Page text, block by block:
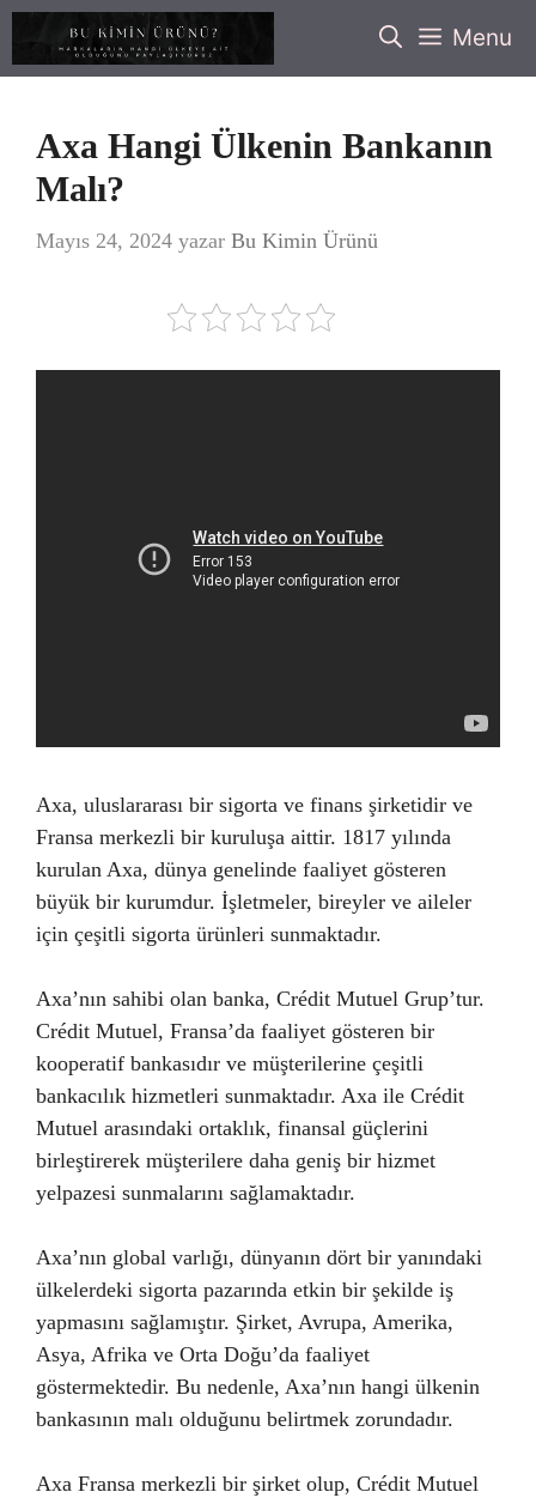
İçeriğe
Menu
Axa Hangi Ülkenin Bankanın
Malı?
Mayıs 24, 2024 yazar Bu Kimin Ürünü
Axa, uluslararası bir sigorta ve finans şirketidir ve
Fransa merkezli bir kuruluşa aittir. 1817 yılında
kurulan Axa, dünya genelinde faaliyet gösteren
büyük bir kurumdur. İşletmeler, bireyler ve aileler
için çeşitli sigorta ürünleri sunmaktadır.
Axa’nın sahibi olan banka, Crédit Mutuel Grup’tur.
Crédit Mutuel, Fransa’da faaliyet gösteren bir
kooperatif bankasıdır ve müşterilerine çeşitli
bankacılık hizmetleri sunmaktadır. Axa ile Crédit
Mutuel arasındaki ortaklık, finansal güçlerini
birleştirerek müşterilere daha geniş bir hizmet
yelpazesi sunmalarını sağlamaktadır.
Axa’nın global varlığı, dünyanın dört bir yanındaki
ülkelerdeki sigorta pazarında etkin bir şekilde iş
yapmasını sağlamıştır. Şirket, Avrupa, Amerika,
Asya, Afrika ve Orta Doğu’da faaliyet
göstermektedir. Bu nedenle, Axa’nın hangi ülkenin
bankasının malı olduğunu belirtmek zorundadır.
Axa Fransa merkezli bir şirket olup, Crédit Mutuel